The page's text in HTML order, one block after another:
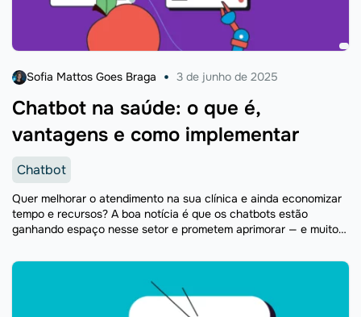
Chatbot na saúde: o que é,
vantagens e como implementar
Sofia Mattos Goes Braga 3 de junho de 2025
Chatbot
Quer melhorar o atendimento na sua clínica e ainda economizar
tempo e recursos? A boa notícia é que os chatbots estão
ganhando espaço nesse setor e prometem aprimorar — e muito